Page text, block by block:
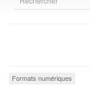
Formats numériques